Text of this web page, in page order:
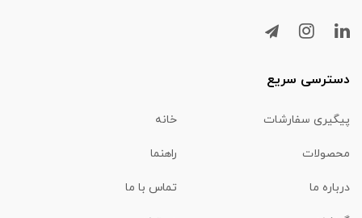
دسترسی سریع
پیگیری سفارشات خانه
محصولات راهنما
درباره ما تماس با ما